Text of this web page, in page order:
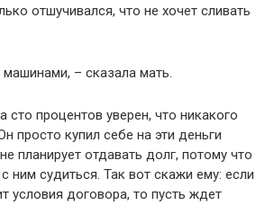
отшучивался, что не хочет сливать
– сказала мать.
сто процентов уверен, что никакого
просто купил себе на эти деньги
планирует отдавать долг, потому что
ним судиться. Так вот скажи ему: если
условия договора, то пусть ждет